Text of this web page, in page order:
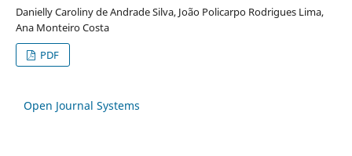
Danielly Caroliny de Andrade Silva, João Policarpo Rodrigues Lima,
Ana Monteiro Costa
PDF
Open Journal Systems